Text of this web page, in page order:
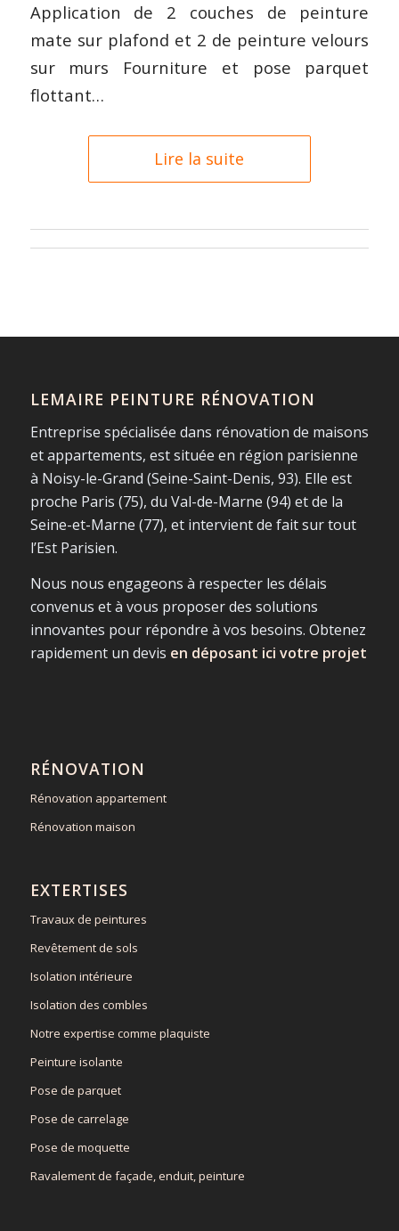
Application de 2 couches de peinture
mate sur plafond et 2 de peinture velours
sur murs Fourniture et pose parquet
flottant…
Lire la suite
LEMAIRE PEINTURE RÉNOVATION
Entreprise spécialisée dans rénovation de maisons
et appartements, est située en région parisienne
à Noisy-le-Grand (Seine-Saint-Denis, 93). Elle est
proche Paris (75), du Val-de-Marne (94) et de la
Seine-et-Marne (77), et intervient de fait sur tout
l’Est Parisien.
Nous nous engageons à respecter les délais
convenus et à vous proposer des solutions
innovantes pour répondre à vos besoins. Obtenez
rapidement un devis en déposant ici votre projet
RÉNOVATION
Rénovation appartement
Rénovation maison
EXTERTISES
Travaux de peintures
Revêtement de sols
Isolation intérieure
Isolation des combles
Notre expertise comme plaquiste
Peinture isolante
Pose de parquet
Pose de carrelage
Pose de moquette
Ravalement de façade, enduit, peinture